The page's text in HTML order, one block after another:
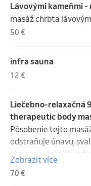
Lávovými kameňmi
masáž chrbta
50 €
infra sauna
12 €
Liečebno-relaxačná
therapeutic body
Pôsobenie tejto
odstraňuje únavu,
obnovuje
svalov.
Zobrazit více
70 €